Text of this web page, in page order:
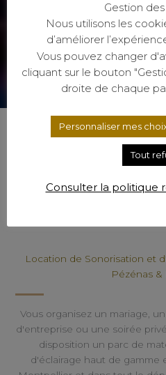
Dans l'Hérault :
Béziers, Clermont
Vendargues,
Dans le Gard
Location de Sonorisation et
Pézénas &
Vous organisez un mariage,
d'entreprise ou une soirée
disposition un parc de
d'éclairage haut de gamme
Gestion
Nous utilisons les
d’améliorer
Vous pouvez changer
cliquant sur le bouton
droite de chaque
Personnaliser mes
Tout
Consulter la politique